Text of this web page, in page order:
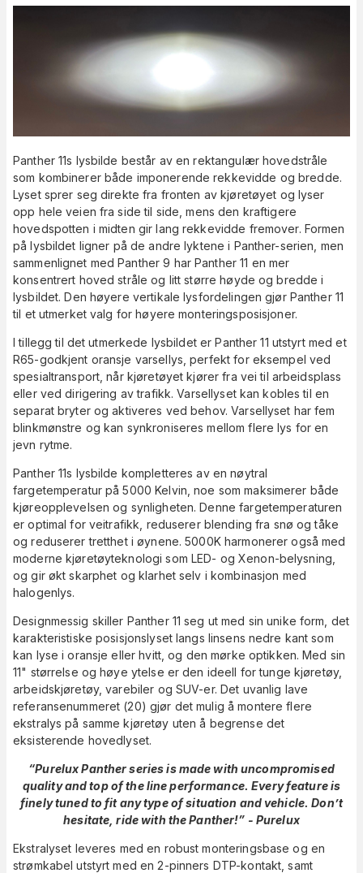
Panther 11s lysbilde består av en rektangulær hovedstråle
som kombinerer både imponerende rekkevidde og bredde.
Lyset sprer seg direkte fra fronten av kjøretøyet og lyser
opp hele veien fra side til side, mens den kraftigere
hovedspotten i midten gir lang rekkevidde fremover. Formen
på lysbildet ligner på de andre lyktene i Panther-serien, men
sammenlignet med Panther 9 har Panther 11 en mer
konsentrert hoved stråle og litt større høyde og bredde i
lysbildet. Den høyere vertikale lysfordelingen gjør Panther 11
til et utmerket valg for høyere monteringsposisjoner.
I tillegg til det utmerkede lysbildet er Panther 11 utstyrt med et
R65-godkjent oransje varsellys, perfekt for eksempel ved
spesialtransport, når kjøretøyet kjører fra vei til arbeidsplass
eller ved dirigering av trafikk. Varsellyset kan kobles til en
separat bryter og aktiveres ved behov. Varsellyset har fem
blinkmønstre og kan synkroniseres mellom flere lys for en
jevn rytme.
Panther 11s lysbilde kompletteres av en nøytral
fargetemperatur på 5000 Kelvin, noe som maksimerer både
kjøreopplevelsen og synligheten. Denne fargetemperaturen
er optimal for veitrafikk, reduserer blending fra snø og tåke
og reduserer tretthet i øynene. 5000K harmonerer også med
moderne kjøretøyteknologi som LED- og Xenon-belysning,
og gir økt skarphet og klarhet selv i kombinasjon med
halogenlys.
Designmessig skiller Panther 11 seg ut med sin unike form, det
karakteristiske posisjonslyset langs linsens nedre kant som
kan lyse i oransje eller hvitt, og den mørke optikken. Med sin
11" størrelse og høye ytelse er den ideell for tunge kjøretøy,
arbeidskjøretøy, varebiler og SUV-er. Det uvanlig lave
referansenummeret (20) gjør det mulig å montere flere
ekstralys på samme kjøretøy uten å begrense det
eksisterende hovedlyset.
“Purelux Panther series is made with uncompromised
quality and top of the line performance. Every feature is
finely tuned to fit any type of situation and vehicle. Don’t
hesitate, ride with the Panther!” - Purelux
Ekstralyset leveres med en robust monteringsbase og en
strømkabel utstyrt med en 2-pinners DTP-kontakt, samt